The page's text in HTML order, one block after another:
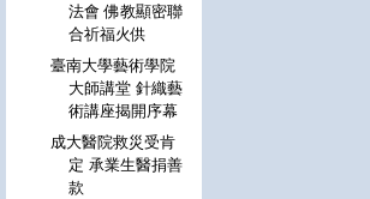
法會 佛教顯密聯
合祈福火供
臺南大學藝術學院
大師講堂 針織藝
術講座揭開序幕
成大醫院救災受肯
定 承業生醫捐善
款